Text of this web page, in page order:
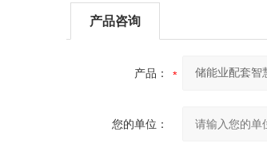
产品咨询
产品：
您的单位：